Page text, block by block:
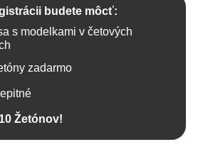
budete môcť:
s modelkami v četových
zadarmo
10 Žetónov!